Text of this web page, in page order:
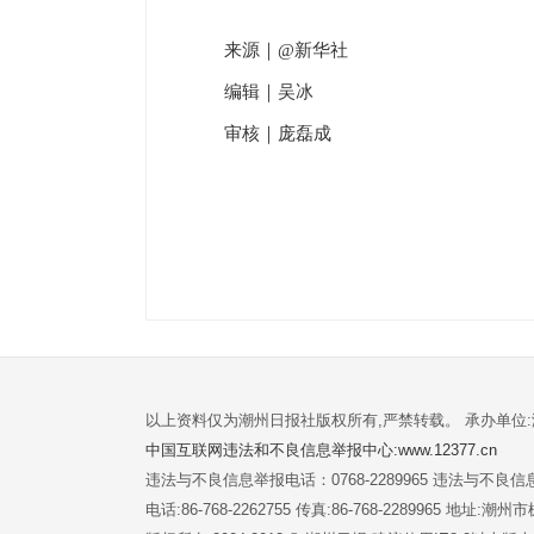
来源｜@新华社
编辑｜吴冰
审核｜庞磊成
以上资料仅为潮州日报社版权所有,严禁转载。 承办单位
中国互联网违法和不良信息举报中心:www.12377.cn
违法与不良信息举报电话：0768-2289965 违法与不良
电话:86-768-2262755 传真:86-768-2289965 地址:潮州